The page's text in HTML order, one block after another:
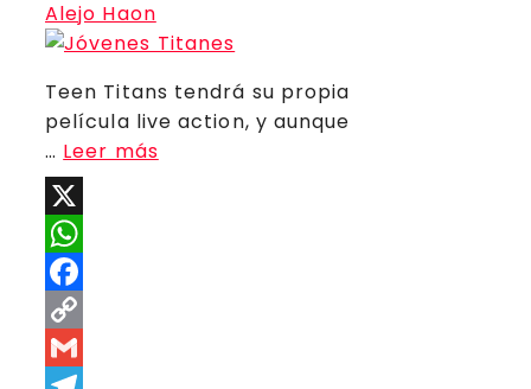
Alejo Haon
Teen Titans tendrá su propia
película live action, y aunque
… Leer más
X
WhatsApp
Facebook
Copy